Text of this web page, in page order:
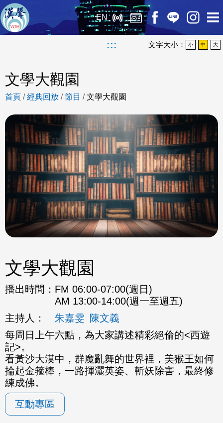
EN
::: 文字大小： 小 中 大
文學大觀園
首頁 /經典回放 /節目 /文學大觀園
文學大觀園
播出時間： FM 06:00-07:00(週日)
AM 13:00-14:00(週一至週五)
主持人：
朱嘉雯 陳文義
每周日上午六點，為大家講述精彩絕倫的<西遊
記>。
看黃沙大漠中，群魔亂舞的世界裡，美猴王如何
掄起金箍棒，一路揮灑英姿、斬妖除害，最終修
練成佛。
互動專區